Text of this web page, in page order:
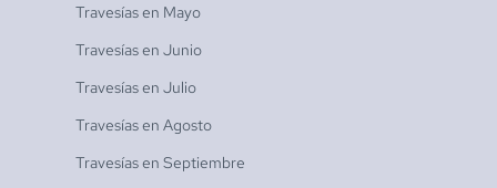
Travesías en Mayo
Travesías en Junio
Travesías en Julio
Travesías en Agosto
Travesías en Septiembre